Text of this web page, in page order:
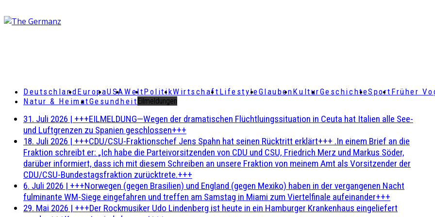
DeutschlandEuropaUSAWeltPolitikWirtschaft LifestyleGlaubenKulturGeschichteSport Früher
Natur & HeimatGesundheit Eilmeldungen
31. Juli 2026 | +++EILMELDUNG—Wegen der dramatischen Flüchtluingssituation in Ceuta hat Italien alle See-
und Luftgrenzen zu Spanien geschlossen+++
18. Juli 2026 | +++CDU/CSU-Fraktionschef Jens Spahn hat seinen Rücktritt erklärt+++ .In einem Brief an die
Fraktion schreibt er: „Ich habe die Parteivorsitzenden von CDU und CSU, Friedrich Merz und Markus Söder,
darüber informiert, dass ich mit diesem Schreiben an unsere Fraktion von meinem Amt als Vorsitzender der
CDU/CSU-Bundestagsfraktion zurücktrete.+++
6. Juli 2026 | +++Norwegen (gegen Brasilien) und England (gegen Mexiko) haben in der vergangenen Nacht
fulminante WM-Siege eingefahren und treffen am Samstag in Miami zum Viertelfinale aufeinander+++
29. Mai 2026 | +++Der Rockmusiker Udo Lindenberg ist heute in ein Hamburger Krankenhaus eingeliefert